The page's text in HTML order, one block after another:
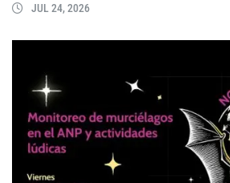
JUL 24, 2026